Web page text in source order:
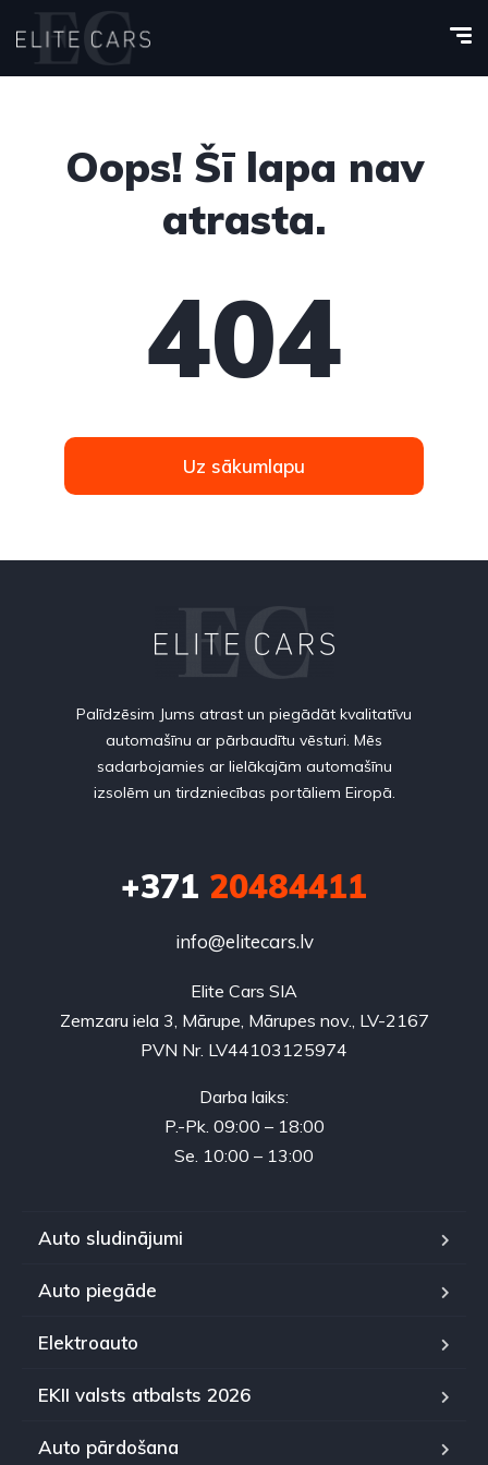
Oops! Šī lapa nav
atrasta.
404
Uz sākumlapu
Palīdzēsim Jums atrast un piegādāt kvalitatīvu
automašīnu ar pārbaudītu vēsturi. Mēs
sadarbojamies ar lielākajām automašīnu
izsolēm un tirdzniecības portāliem Eiropā.
+371 20484411
info@elitecars.lv
Elite Cars SIA
Zemzaru iela 3, Mārupe, Mārupes nov., LV-2167
PVN Nr. LV44103125974
Darba laiks:
P.-Pk. 09:00 – 18:00
Se. 10:00 – 13:00
Auto sludinājumi
Auto piegāde
Elektroauto
EKII valsts atbalsts 2026
Auto pārdošana